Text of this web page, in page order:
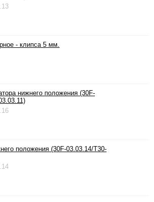
- клипса 5 мм.
нижнего положения (30F-
положения (30F-03.03.14/T30-